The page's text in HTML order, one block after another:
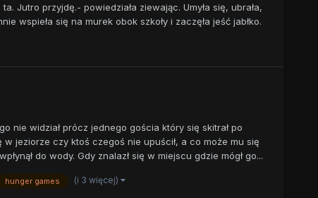
Jutro przyjdę.- powiedziała ziewając. Umyła się, ubrała,
wspieła się na murek obok szkoły i zaczęła jeść jabłko.
nie widział prócz jednego gościa który się skitrał po
jeziorze czy ktoś czegoś nie upuścił, a co może mu się
do wody. Gdy znalazł się w miejscu gdzie mógł go...
hunger games (i 3 więcej)